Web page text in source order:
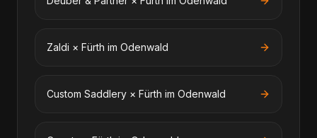
Zaldi × Fürth im Odenwald
Custom Saddlery × Fürth im Odenwald